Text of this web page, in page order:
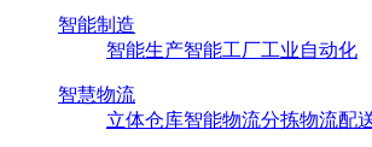
智能制造
智能生产智能工厂工业自动化
智慧物流
立体仓库智能物流分拣物流配